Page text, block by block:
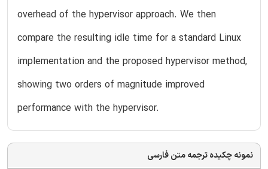
overhead of the hypervisor approach. We then
compare the resulting idle time for a standard Linux
implementation and the proposed hypervisor method,
showing two orders of magnitude improved
performance with the hypervisor.
نمونه چکیده ترجمه متن فارسی